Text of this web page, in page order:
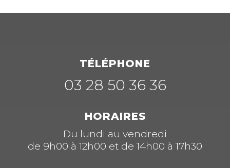
TÉLÉPHONE
03 28 50 36 36
HORAIRES
Du lundi au vendredi
de 9h00 à 12h00 et de 14h00 à 17h30